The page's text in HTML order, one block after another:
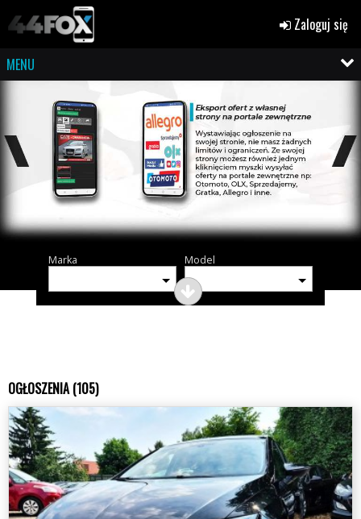
Zaloguj się
MENU
Marka Model
OGŁOSZENIA (105)